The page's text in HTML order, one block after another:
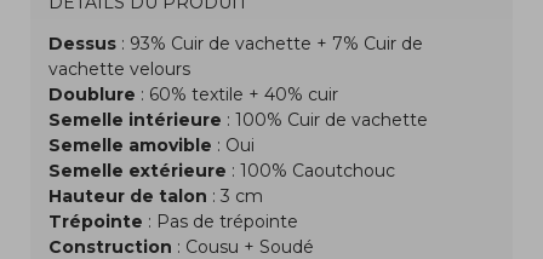
Dessus : 93% Cuir de vachette + 7% Cuir de
vachette velours
Doublure : 60% textile + 40% cuir
Semelle intérieure : 100% Cuir de vachette
Semelle amovible : Oui
Semelle extérieure : 100% Caoutchouc
Hauteur de talon : 3 cm
Trépointe : Pas de trépointe
Construction : Cousu + Soudé